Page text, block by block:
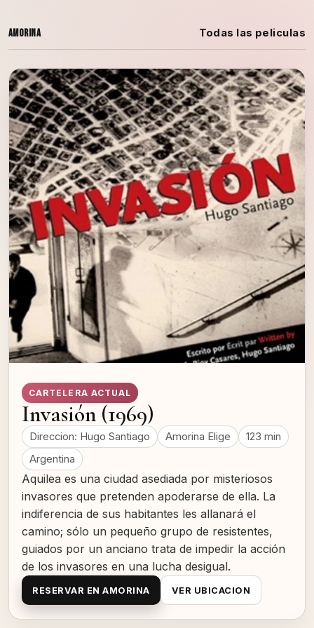
Amorina Todas las peliculas
CARTELERA ACTUAL
Invasión (1969)
Direccion: Hugo Santiago Amorina Elige
123 min
Argentina
Aquilea es una ciudad asediada por misteriosos
invasores que pretenden apoderarse de ella. La
indiferencia de sus habitantes les allanará el
camino; sólo un pequeño grupo de resistentes,
guiados por un anciano trata de impedir la acción
de los invasores en una lucha desigual.
RESERVAR EN AMORINA VER UBICACION